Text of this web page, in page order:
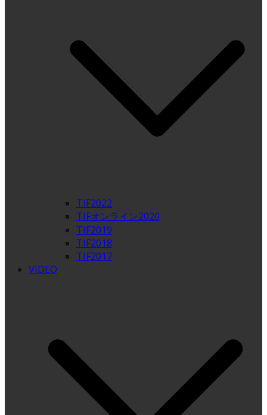
TIF2022
TIFオンライン2020
TIF2019
TIF2018
TIF2017
VIDEO